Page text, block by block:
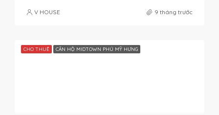
V HOUSE 9 tháng trước
CHO THUÊ CĂN HỘ MIDTOWN PHÚ MỸ HƯNG